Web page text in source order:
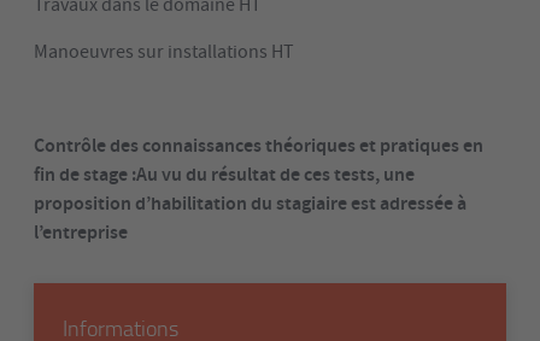
Travaux dans le domaine HT
Manoeuvres sur installations HT
Contrôle des connaissances théoriques et pratiques en
fin de stage :Au vu du résultat de ces tests, une
proposition d’habilitation du stagiaire est adressée à
l’entreprise
Informations